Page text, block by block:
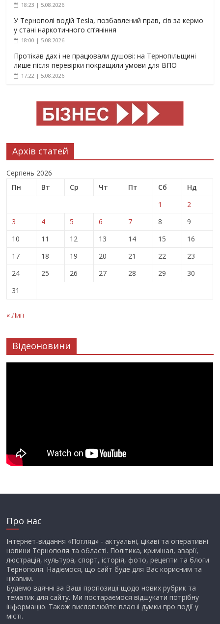
18:23 | 5.08.2026
У Тернополі водій Tesla, позбавлений прав, сів за кермо
у стані наркотичного сп’яніння
18:00 | 5.08.2026
Протікав дах і не працювали душові: на Тернопільщині
лише після перевірки покращили умови для ВПО
17:22 | 5.08.2026
Архів статей
Серпень 2026
Пн
Вт Ср Чт Пт Сб
Нд
1
2
3
4 5 6 7 8
9
10
11 12 13 14 15
16
17
18 19 20 21 22
23
24
25 26 27 28 29
30
31
« Лип
Відеоновини
Про нас
Інтернет-видання «Погляд» - актуальні, цікаві та оперативні
новини Тернополя та області. Політика, кримінал, аварії,
люстрація, культура, спорт, історія, фото, рецепти та блоги
Тернополя. Надіємося, що сайт буде для Вас корисним та
цікавим.
Будемо вдячні за Ваші пропозиції щодо нових рубрик та
тематик для сайту. Ми постараємося відшукати потрібну
інформацію. Також висловлюйте власні думки про події у
місті.